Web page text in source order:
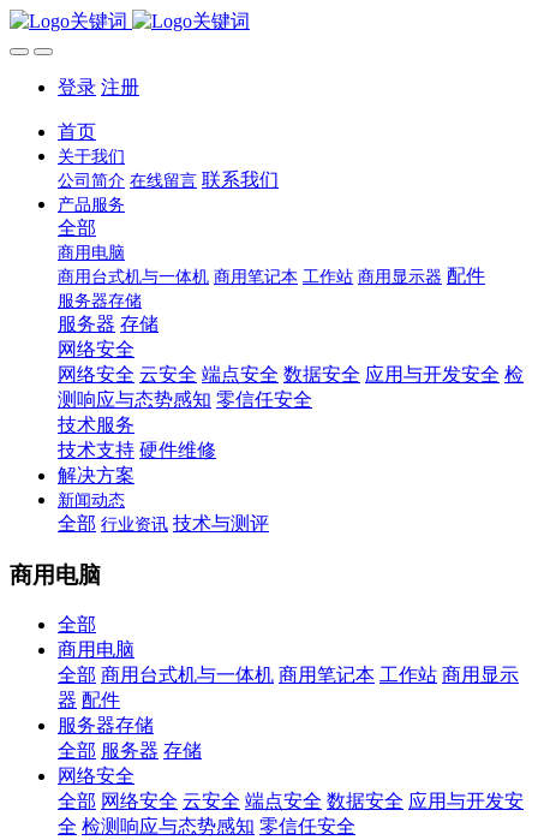
登录 注册
首页
关于我们
公司简介 在线留言 联系我们
产品服务
全部
商用电脑
商用台式机与一体机 商用笔记本 工作站 商用显示器 配件
服务器存储
服务器 存储
网络安全
网络安全 云安全 端点安全 数据安全 应用与开发安全 检
测响应与态势感知 零信任安全
技术服务
技术支持 硬件维修
解决方案
新闻动态
全部 行业资讯 技术与测评
商用电脑
全部
商用电脑
全部 商用台式机与一体机 商用笔记本 工作站 商用显示
器 配件
服务器存储
全部 服务器 存储
网络安全
全部 网络安全 云安全 端点安全 数据安全 应用与开发安
全 检测响应与态势感知 零信任安全